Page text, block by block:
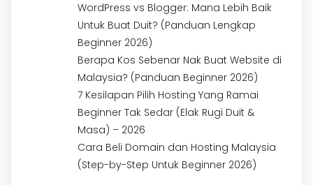
WordPress vs Blogger: Mana Lebih Baik
Untuk Buat Duit? (Panduan Lengkap
Beginner 2026)
Berapa Kos Sebenar Nak Buat Website di
Malaysia? (Panduan Beginner 2026)
7 Kesilapan Pilih Hosting Yang Ramai
Beginner Tak Sedar (Elak Rugi Duit &
Masa) – 2026
Cara Beli Domain dan Hosting Malaysia
(Step-by-Step Untuk Beginner 2026)